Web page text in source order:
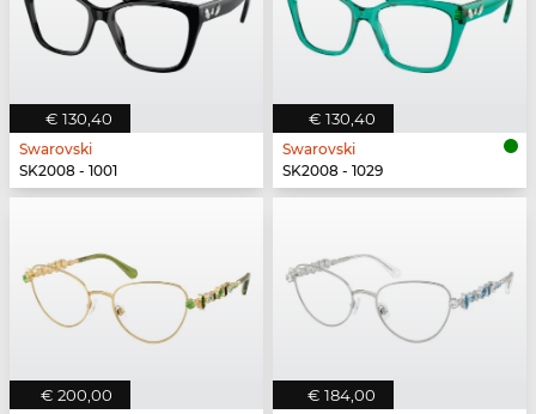
€ 130,40
Swarovski
SK2008 - 1001
€ 130,40
Swarovski
SK2008 - 1029
€ 200,00 € 184,00